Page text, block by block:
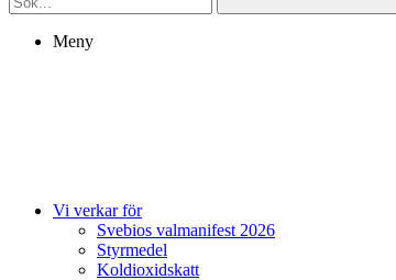
Meny
Vi verkar för
Svebios valmanifest 2026
Styrmedel
Koldioxidskatt